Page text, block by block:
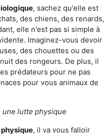
, sachez qu'elle est
des chiens, des renards,
elle n'est pas si simple à
Imaginez-vous devoir
des chouettes ou des
des rongeurs. De plus, il
prédateurs pour ne pas
pour vous animaux de
une lutte physique
, il va vous falloir